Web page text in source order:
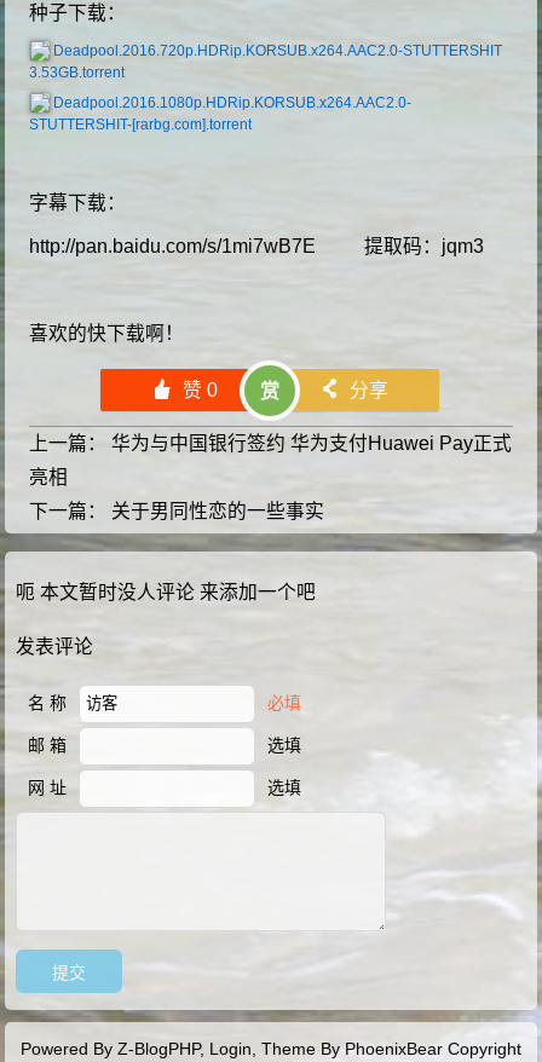
种子下载：
Deadpool.2016.720p.HDRip.KORSUB.x264.AAC2.0-STUTTERSHIT
3.53GB.torrent
Deadpool.2016.1080p.HDRip.KORSUB.x264.AAC2.0-
STUTTERSHIT-[rarbg.com].torrent
字幕下载：
http://pan.baidu.com/s/1mi7wB7E 提取码：jqm3
喜欢的快下载啊！
󰄼 赞 0 赏 󰄯 分享
上一篇：华为与中国银行签约 华为支付Huawei Pay正式
亮相
下一篇： 关于男同性恋的一些事实
呃 本文暂时没人评论 来添加一个吧
发表评论
名 称 必填
邮 箱 选填
网 址 选填
Powered By Z-BlogPHP, Login, Theme By PhoenixBear Copyright